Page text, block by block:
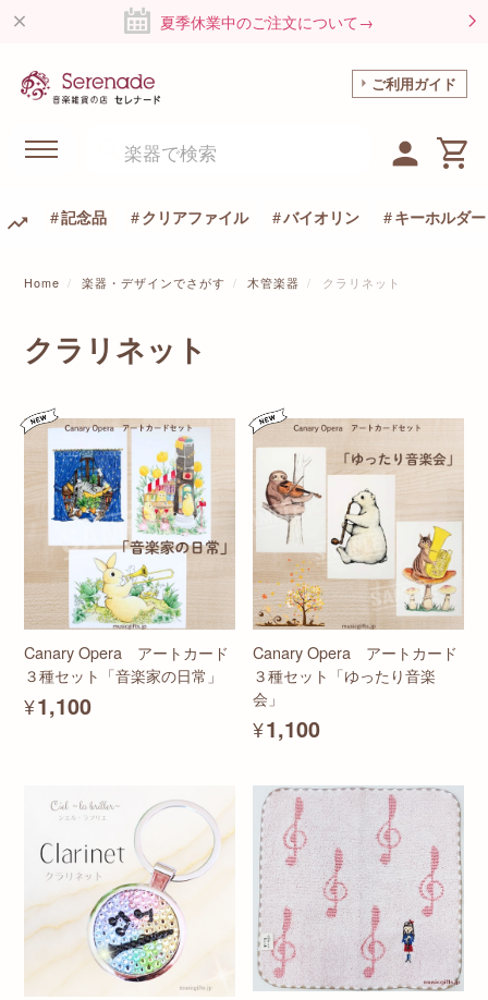
夏季休業中のご注文について→
ご利用ガイド
記念品 クリアファイル バイオリン キーホルダー
Home 楽器・デザインでさがす 木管楽器 クラリネット
クラリネット
Canary Opera アートカード
３種セット「音楽家の日常」
¥1,100
Canary Opera アートカード
３種セット「ゆったり音楽
会」
¥1,100